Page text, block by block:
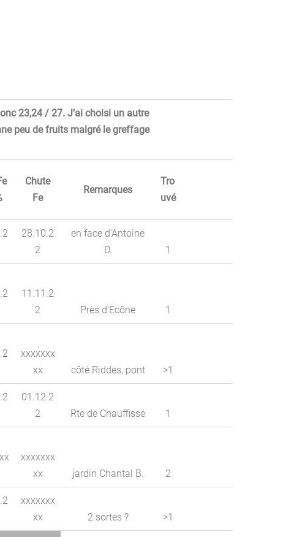
23,24 / 27. J’ai choisi un autre
peu de fruits malgré le greffage
Chute
Fe
Remarques
Tro
uvé
28.10.2
2
en face d’Antoine
D.
1
11.11.2
2
Près d’Ecône 1
xxxxxxx
xx
côté Riddes, pont >1
01.12.2
2
Rte de Chauffisse 1
xxxxxxx
xx
jardin Chantal B. 2
xxxxxxx
xx
2 sortes ? >1